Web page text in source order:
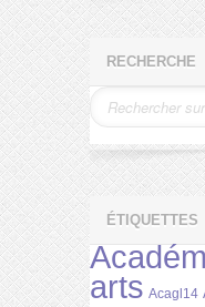
RECHERCHE
ÉTIQUETTES
arts Acagl14